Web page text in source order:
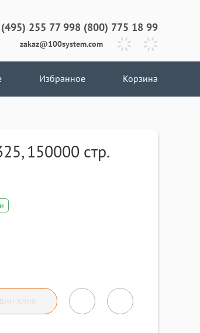
255 77 998 (800) 775 18 99
zakaz@100system.com
Избранное Корзина
150000 стр.